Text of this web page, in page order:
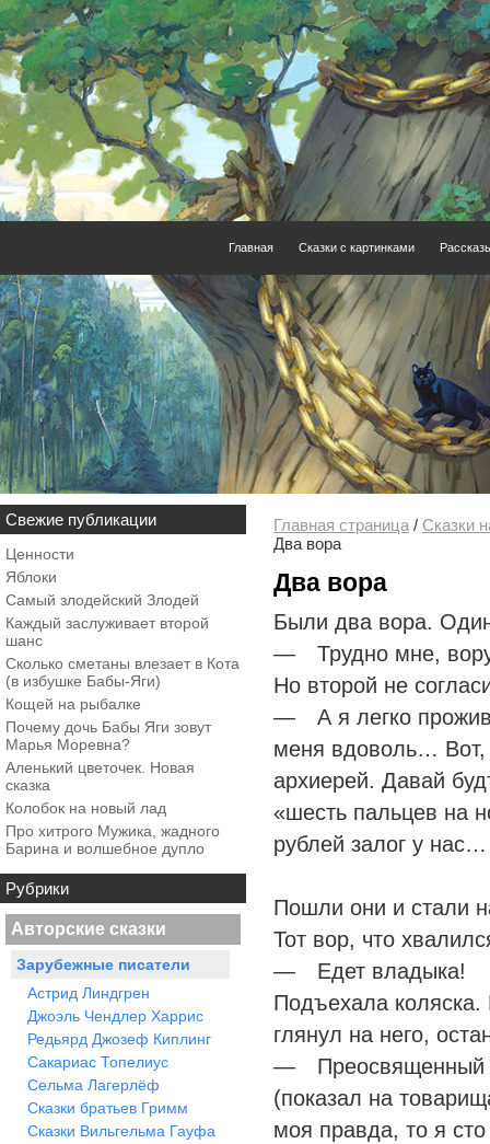
Главная Сказки с картинками
Свежие публикации
Ценности
Яблоки
Самый злодейский Злодей
Каждый заслуживает второй
шанс
Сколько сметаны влезает в Кота
(в избушке Бабы-Яги)
Кощей на рыбалке
Почему дочь Бабы Яги зовут
Марья Моревна?
Аленький цветочек. Новая
сказка
Колобок на новый лад
Про хитрого Мужика, жадного
Барина и волшебное дупло
Рубрики
Авторские сказки
Зарубежные писатели
Астрид Линдгрен
Джоэль Чендлер Харрис
Редьярд Джозеф Киплинг
Сакариас Топелиус
Сельма Лагерлёф
Сказки братьев Гримм
Сказки Вильгельма Гауфа
Главная страница / Сказки
Два вора
Два вора
Были два вора.
— Трудно мне,
Но второй не
— А я легко
меня вдоволь…
архиерей. Давай
«шесть пальцев на
рублей залог у
Пошли они и стали
Тот вор, что
— Едет владыка!
Подъехала
глянул на него,
— Преосвященный
(показал на
моя правда, то я